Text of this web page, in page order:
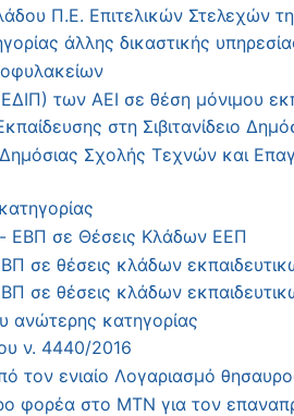
Π.Ε. Επιτελικών Στελεχών
άλλης δικαστικής
των ΑΕΙ σε θέση μόνιμου
στη Σιβιτανίδειο
Δημόσιας Σχολής Τεχνών και
ΕΒΠ σε Θέσεις Κλάδων ΕΕΠ
σε θέσεις κλάδων
σε θέσεις κλάδων
κατηγορίας
ν. 4440/2016
τον ενιαίο Λογαριασμό
φορέα στο ΜΤΝ για τον